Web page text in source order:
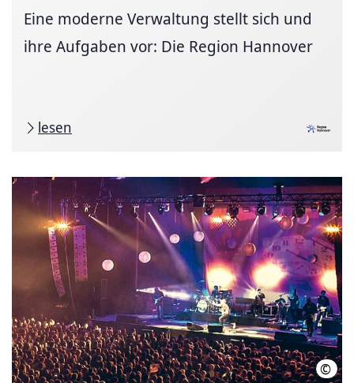
Eine moderne Verwaltung stellt sich und
ihre Aufgaben vor: Die Region Hannover
lesen
©